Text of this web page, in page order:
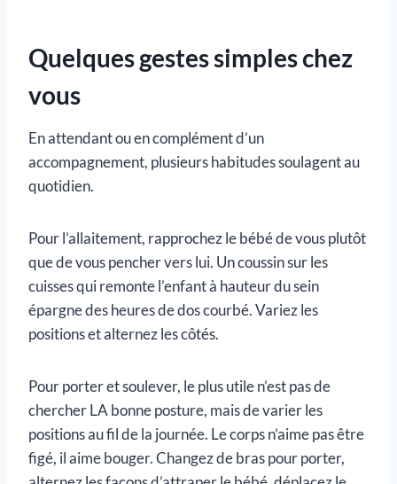
Quelques gestes simples chez
vous
En attendant ou en complément d’un
accompagnement, plusieurs habitudes soulagent au
quotidien.
Pour l’allaitement, rapprochez le bébé de vous plutôt
que de vous pencher vers lui. Un coussin sur les
cuisses qui remonte l’enfant à hauteur du sein
épargne des heures de dos courbé. Variez les
positions et alternez les côtés.
Pour porter et soulever, le plus utile n’est pas de
chercher LA bonne posture, mais de varier les
positions au fil de la journée. Le corps n’aime pas être
figé, il aime bouger. Changez de bras pour porter,